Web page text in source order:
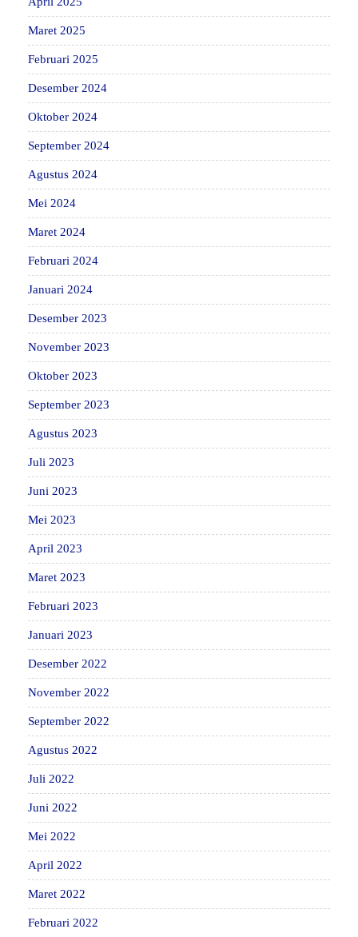
Maret 2025
Februari 2025
Desember 2024
Oktober 2024
September 2024
Agustus 2024
Mei 2024
Maret 2024
Februari 2024
Januari 2024
Desember 2023
November 2023
Oktober 2023
September 2023
Agustus 2023
Juli 2023
Juni 2023
Mei 2023
April 2023
Maret 2023
Februari 2023
Januari 2023
Desember 2022
November 2022
September 2022
Agustus 2022
Juli 2022
Juni 2022
Mei 2022
April 2022
Maret 2022
Februari 2022